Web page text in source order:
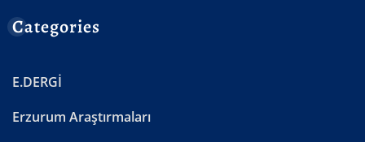
Categories
E.DERGİ
Erzurum Araştırmaları